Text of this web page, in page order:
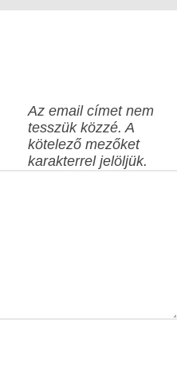
Az email címet nem
tesszük közzé. A
kötelező mezőket
karakterrel jelöljük.